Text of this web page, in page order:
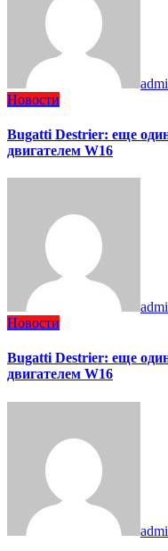
Новости
Bugatti Destrier: еще
двигателем W16
Новости
Bugatti Destrier: еще
двигателем W16